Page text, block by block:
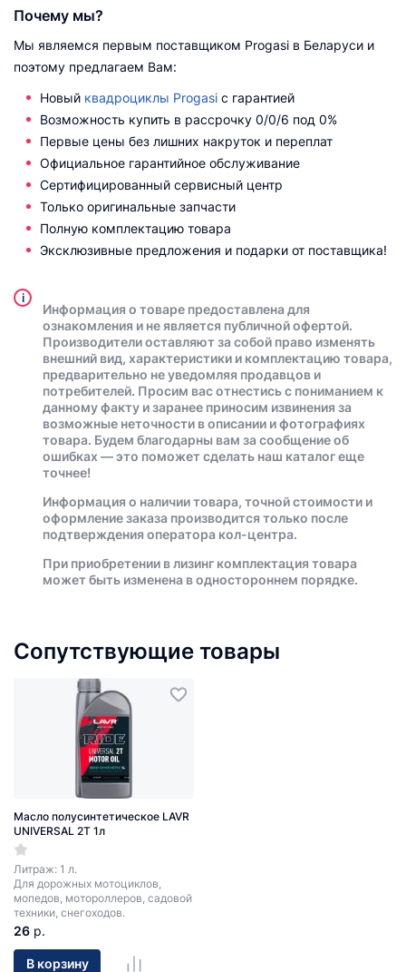
Почему мы?
Мы являемся первым поставщиком Progasi в Беларуси и
поэтому предлагаем Вам:
Новый квадроциклы Progasi с гарантией
Возможность купить в рассрочку 0/0/6 под 0%
Первые цены без лишних накруток и переплат
Официальное гарантийное обслуживание
Сертифицированный сервисный центр
Только оригинальные запчасти
Полную комплектацию товара
Эксклюзивные предложения и подарки от поставщика!
i
Информация о товаре предоставлена для
ознакомления и не является публичной офертой.
Производители оставляют за собой право изменять
внешний вид, характеристики и комплектацию товара,
предварительно не уведомляя продавцов и
потребителей. Просим вас отнестись с пониманием к
данному факту и заранее приносим извинения за
возможные неточности в описании и фотографиях
товара. Будем благодарны вам за сообщение об
ошибках — это поможет сделать наш каталог еще
точнее!
Информация о наличии товара, точной стоимости и
оформление заказа производится только после
подтверждения оператора кол-центра.
При приобретении в лизинг комплектация товара
может быть изменена в одностороннем порядке.
Сопутствующие товары
Масло полусинтетическое LAVR
UNIVERSAL 2T 1л
Литраж: 1 л.
Для дорожных мотоциклов,
мопедов, мотороллеров, садовой
техники, снегоходов.
26 р.
В корзину